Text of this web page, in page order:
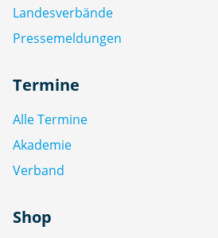
Landesverbände
Pressemeldungen
Termine
Alle Termine
Akademie
Verband
Shop